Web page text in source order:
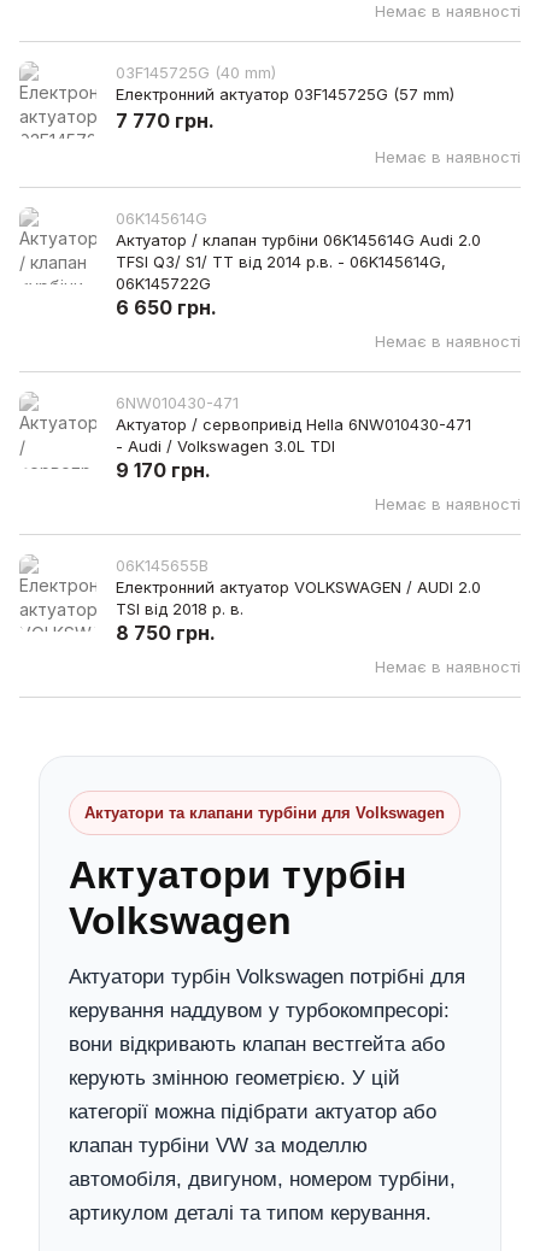
Немає в наявності
03F145725G (40 mm)
Електронний актуатор 03F145725G (57 mm)
Немає в наявності
7 770 грн.
06K145614G
Актуатор / клапан турбіни 06K145614G Audi 2.0
TFSI Q3/ S1/ TT від 2014 р.в. - 06K145614G,
06K145722G
Немає в наявності
6 650 грн.
6NW010430-471
Актуатор / сервопривід Hella 6NW010430-471
- Audi / Volkswagen 3.0L TDI
Немає в наявності
9 170 грн.
06K145655B
Електронний актуатор VOLKSWAGEN / AUDI 2.0
TSI від 2018 р. в.
Немає в наявності
8 750 грн.
Актуатори та клапани турбіни для Volkswagen
Актуатори турбін
Volkswagen
Актуатори турбін Volkswagen потрібні для
керування наддувом у турбокомпресорі:
вони відкривають клапан вестгейта або
керують змінною геометрією. У цій
категорії можна підібрати актуатор або
клапан турбіни VW за моделлю
автомобіля, двигуном, номером турбіни,
артикулом деталі та типом керування.